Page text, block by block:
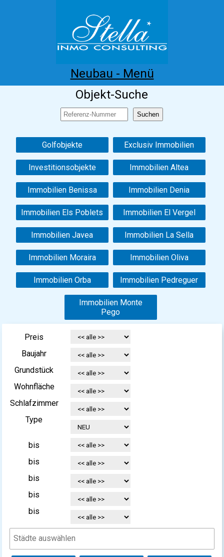
Neubau - Menü
Costa Blanca Kaufen
Infos Referenzen
Objekt-Suche
Golfobjekte Exclusiv Immobilien
Investitionsobjekte Immobilien Altea
Immobilien Benissa Immobilien Denia
Immobilien Els Poblets Immobilien El Vergel
Immobilien Javea Immobilien La Sella
Immobilien Moraira Immobilien Oliva
Immobilien Orba Immobilien Pedreguer
Immobilien Monte
Pego
Preis
Baujahr
Grundstück
Wohnfläche
Schlafzimmer
Type
bis
bis
bis
bis
bis